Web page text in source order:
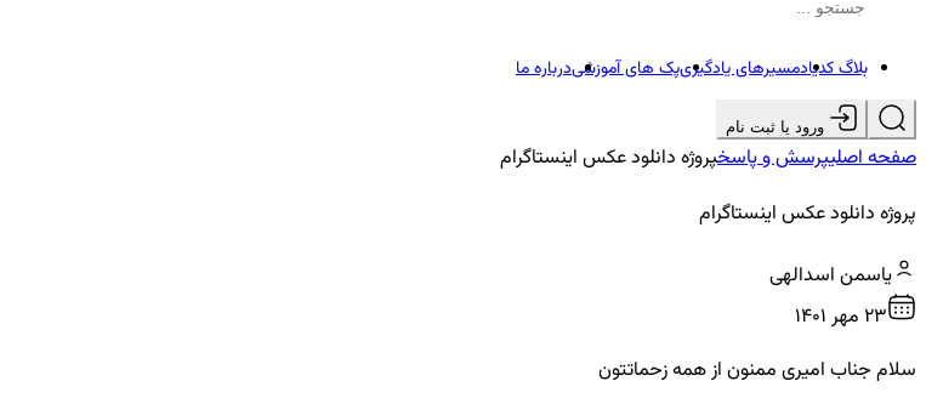
بلاگ کدیادمسیرهای یادگیریپک های آموزشیدرباره ما
ورود یا ثبت نام
صفحه اصلیپرسش و پاسخپروژه دانلود عکس اینستاگرام
پروژه دانلود عکس اینستاگرام
یاسمن اسدالهی
23 مهر ۱۴۰۱
سلام جناب امیری ممنون از همه زحماتتون